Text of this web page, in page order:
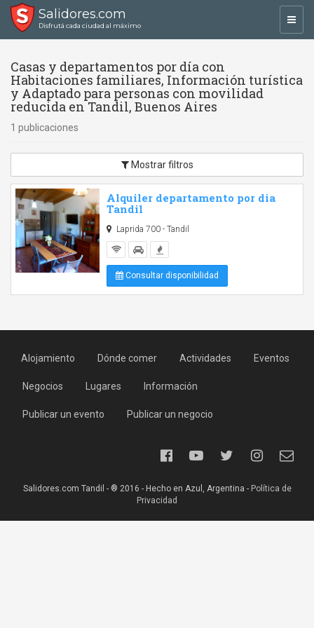
Salidores.com
Disfrutá cada ciudad al máximo
Casas y departamentos por día con
Habitaciones familiares, Información turística
y Adaptado para personas con movilidad
reducida en Tandil, Buenos Aires
1 publicaciones
Mostrar filtros
Alquiler departamento por dia
Tandil
Laprida 700 - Tandil
Consultar disponibilidad
Alojamiento Dónde comer Actividades Eventos
Negocios Lugares Información
Publicar un evento Publicar un negocio
Salidores.com Tandil - ® 2016 - Hecho en Azul, Argentina - Política de
Privacidad